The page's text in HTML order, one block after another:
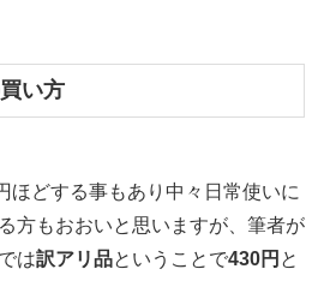
い方
ほどする事もあり中々日常使いに
方もおおいと思いますが、筆者が
は訳アリ品ということで430円 と